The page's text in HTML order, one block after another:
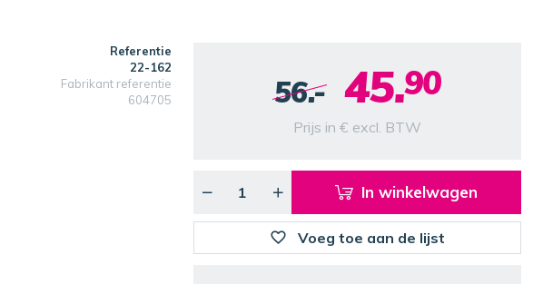
56.- 45.90
Prijs in € excl. BTW
Referentie
22-162
Fabrikant referentie
604705
In winkelwagen
Voeg toe aan de lijst